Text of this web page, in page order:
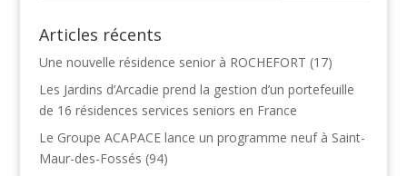
Articles récents
Une nouvelle résidence senior à ROCHEFORT (17)
Les Jardins d’Arcadie prend la gestion d’un portefeuille
de 16 résidences services seniors en France
Le Groupe ACAPACE lance un programme neuf à Saint-
Maur-des-Fossés (94)